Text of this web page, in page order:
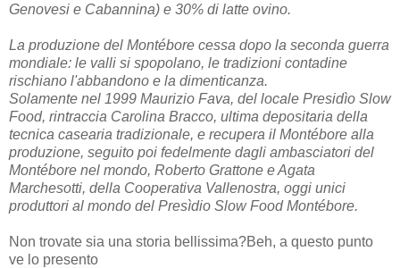
Genovesi e Cabannina) e 30% di latte ovino.
La produzione del Montébore cessa dopo la seconda guerra
mondiale: le valli si spopolano, le tradizioni contadine
rischiano l'abbandono e la dimenticanza.
Solamente nel 1999 Maurizio Fava, del locale Presidìo Slow
Food, rintraccia Carolina Bracco, ultima depositaria della
tecnica casearia tradizionale, e recupera il Montébore alla
produzione, seguito poi fedelmente dagli ambasciatori del
Montébore nel mondo, Roberto Grattone e Agata
Marchesotti, della Cooperativa Vallenostra, oggi unici
produttori al mondo del Presìdio Slow Food Montébore.
Non trovate sia una storia bellissima?Beh, a questo punto
ve lo presento